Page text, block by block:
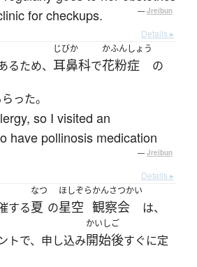
for checkups.
— Jreibun
Details ▸
るため、
じびか
耳鼻科で
かふんしょう
花粉症 の
った。
so I visited an
have pollinosis medication
— Jreibun
Details ▸
する
なつ
夏 の
ほしぞら
星空
かんさつかい
観察会 は、
トで、申し込み
かいしご
開始後すぐに定